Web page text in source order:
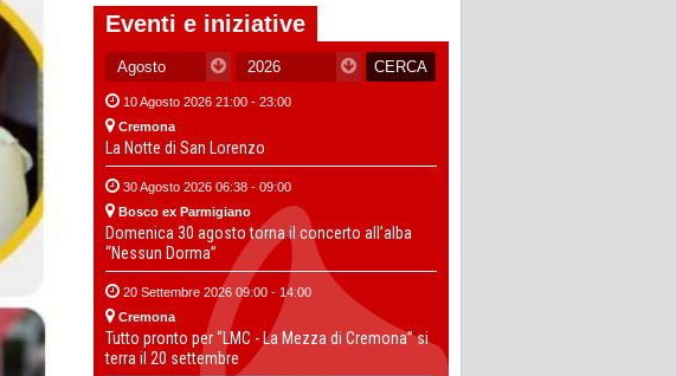
Eventi e iniziative
10 Agosto 2026 21:00 - 23:00
Cremona
La Notte di San Lorenzo
30 Agosto 2026 06:38 - 09:00
Bosco ex Parmigiano
Domenica 30 agosto torna il concerto all’alba
“Nessun Dorma”
20 Settembre 2026 09:00 - 14:00
Cremona
Tutto pronto per “LMC - La Mezza di Cremona” si
terra il 20 settembre